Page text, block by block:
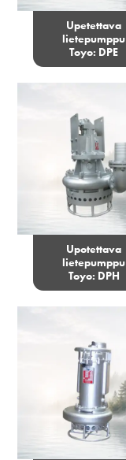
Upetettava
lietepumppu
Toyo: DPE
Upotettava
lietepumppu
Toyo: DPH